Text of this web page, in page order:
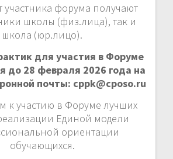
участника форума получают
школы (физ.лица), так и
школа (юр.лицо).
для участия в Форуме
до 28 февраля 2026 года на
почты: cppk@cposo.ru
к участию в Форуме лучших
Единой модели
ориентации
обучающихся.